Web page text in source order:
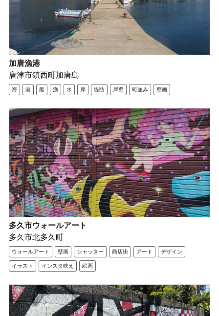
加唐漁港
唐津市鎮西町加唐島
海 港 船 漁 水 岸 堤防 岸壁 町並み 壁画
多久市ウォールアート
多久市北多久町
ウォールアート 壁画 シャッター 商店街 アート デザイン
イラスト インスタ映え 絵画